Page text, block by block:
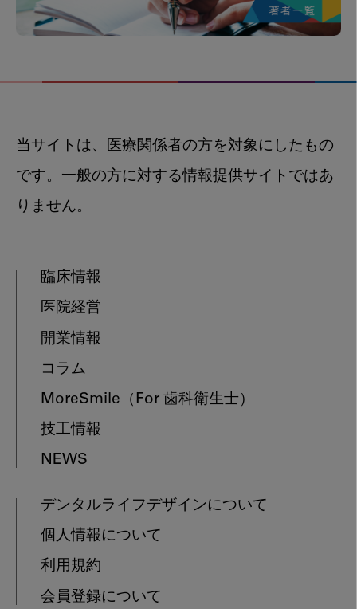
当サイトは、医療関係者の方を対象にしたもの
です。一般の方に対する情報提供サイトではあ
りません。
臨床情報
医院経営
開業情報
コラム
MoreSmile （For 歯科衛生士）
技工情報
NEWS
デンタルライフデザインについて
個人情報について
利用規約
会員登録について